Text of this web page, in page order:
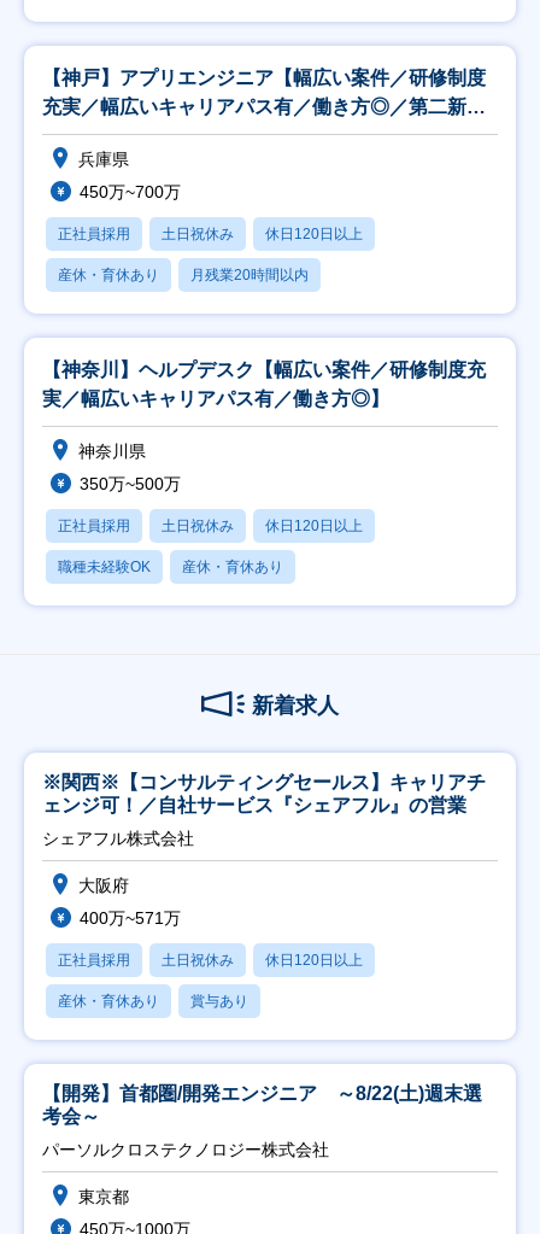
【神戸】アプリエンジニア【幅広い案件／研修制度
充実／幅広いキャリアパス有／働き方◎／第二新卒
歓迎】
兵庫県
450万~700万
正社員採用 土日祝休み 休日120日以上
産休・育休あり 月残業20時間以内
【神奈川】ヘルプデスク【幅広い案件／研修制度充
実／幅広いキャリアパス有／働き方◎】
神奈川県
350万~500万
正社員採用 土日祝休み 休日120日以上
職種未経験OK 産休・育休あり
新着求人
※関西※【コンサルティングセールス】キャリアチ
ェンジ可！／自社サービス『シェアフル』の営業
シェアフル株式会社
大阪府
400万~571万
正社員採用 土日祝休み 休日120日以上
産休・育休あり 賞与あり
【開発】首都圏/開発エンジニア ～8/22(土)週末選
考会～
パーソルクロステクノロジー株式会社
東京都
450万~1000万